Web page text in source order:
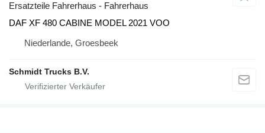
Ersatzteile Fahrerhaus - Fahrerhaus
DAF XF 480 CABINE MODEL 2021 VOO
Niederlande, Groesbeek
Schmidt Trucks B.V.